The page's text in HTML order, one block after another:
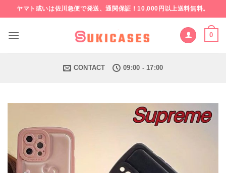
to
content
ヤマト或いは佐川急便で発送、通関保証！10,000円以上送料無料。
0
CONTACT 09:00 - 17:00